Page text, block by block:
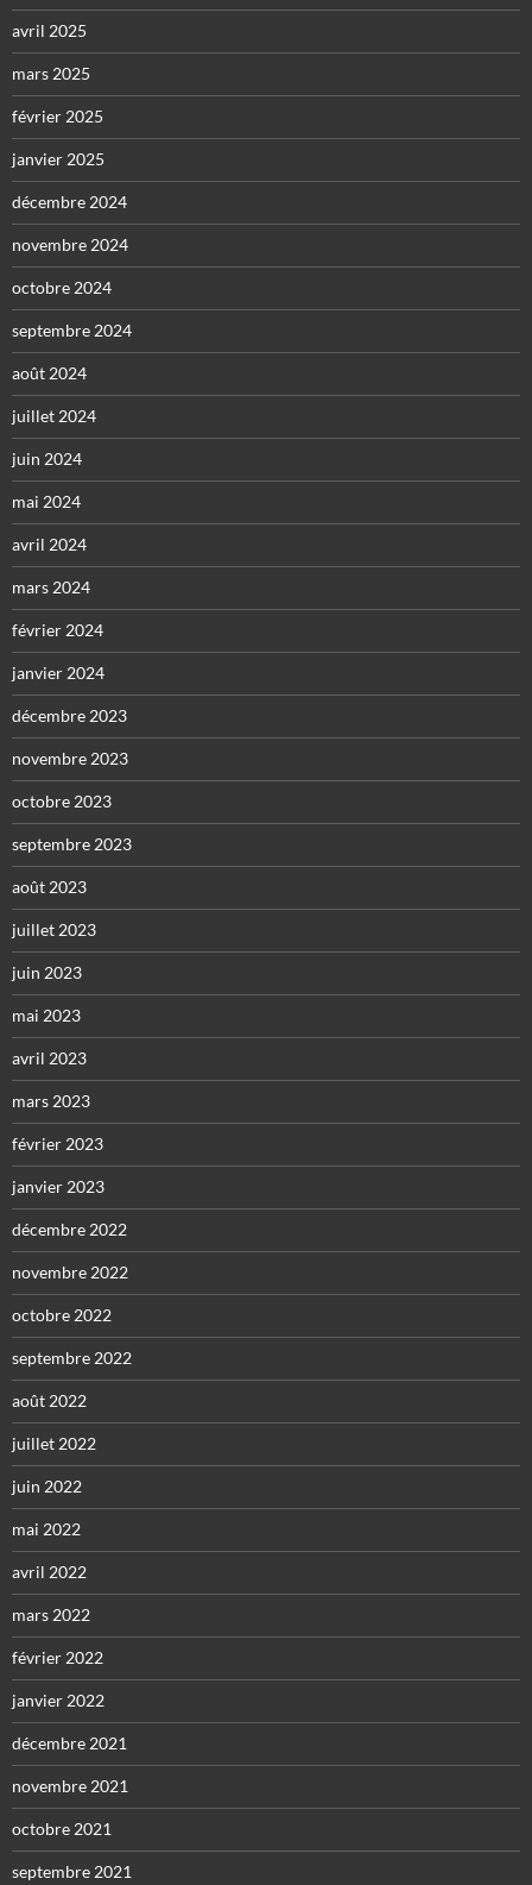
avril 2025
mars 2025
février 2025
janvier 2025
décembre 2024
novembre 2024
octobre 2024
septembre 2024
août 2024
juillet 2024
juin 2024
mai 2024
avril 2024
mars 2024
février 2024
janvier 2024
décembre 2023
novembre 2023
octobre 2023
septembre 2023
août 2023
juillet 2023
juin 2023
mai 2023
avril 2023
mars 2023
février 2023
janvier 2023
décembre 2022
novembre 2022
octobre 2022
septembre 2022
août 2022
juillet 2022
juin 2022
mai 2022
avril 2022
mars 2022
février 2022
janvier 2022
décembre 2021
novembre 2021
octobre 2021
septembre 2021